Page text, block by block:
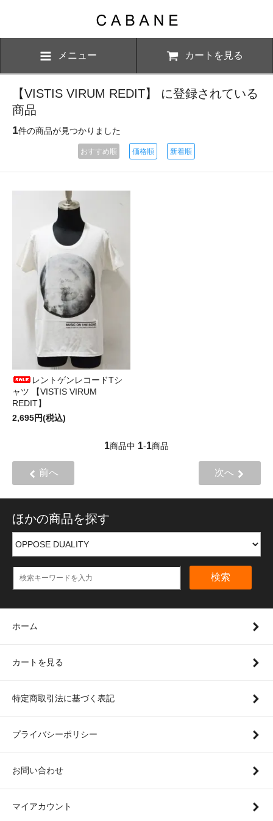
メニュー カートを見る
【VISTIS VIRUM REDIT】 に登録されている
商品
1件の商品が見つかりました
おすすめ順 価格順 新着順
レントゲンレコードTシ
ャツ 【VISTIS VIRUM
REDIT】
2,695円(税込)
1商品中 1-1商品
前へ 次へ
ほかの商品を探す
検索
ホーム
カートを見る
特定商取引法に基づく表記
プライバシーポリシー
お問い合わせ
マイアカウント